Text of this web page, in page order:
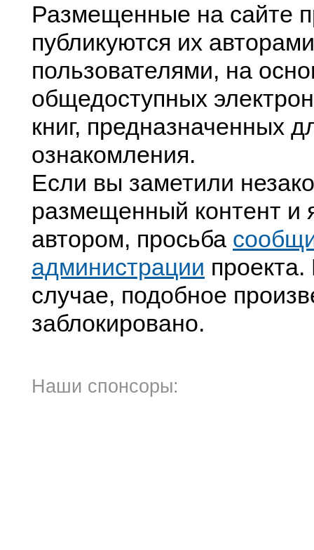
Размещенные на сайте
публикуются их
пользователями, на
общедоступных
книг, предназначенных
ознакомления.
Если вы заметили
размещенный контент и
автором, просьба
администрации
случае, подобное
заблокировано.
Наши спонсоры: